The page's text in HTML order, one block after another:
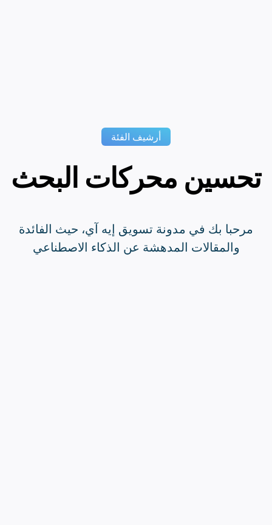
أرشيف الفئة
تحسين محركات البحث
مرحبا بك في مدونة تسويق إيه آي، حيث الفائدة
والمقالات المدهشة عن الذكاء الاصطناعي